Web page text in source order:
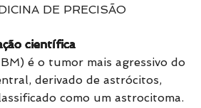
DE PRECISÃO
científica
é o tumor mais agressivo do
derivado de astrócitos,
como um astrocitoma.